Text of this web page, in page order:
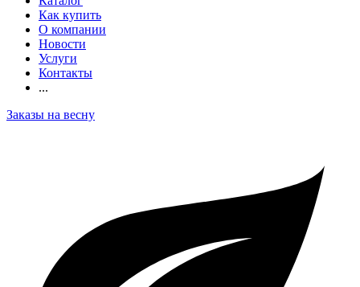
Как купить
О компании
Новости
Услуги
Контакты
...
Заказы на весну